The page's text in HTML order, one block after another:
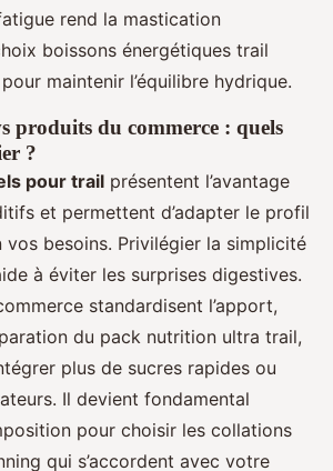
rend la mastication
boissons énergétiques trail
maintenir l’équilibre hydrique.
produits du commerce : quels
?
pour trail présentent l’avantage
et permettent d’adapter le profil
vos besoins. Privilégier la simplicité
à éviter les surprises digestives.
standardisent l’apport,
du pack nutrition ultra trail,
plus de sucres rapides ou
Il devient fondamental
pour choisir les collations
qui s’accordent avec votre